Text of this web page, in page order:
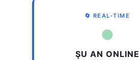
🔄 REAL-TIME
●
ŞU AN ONLINE